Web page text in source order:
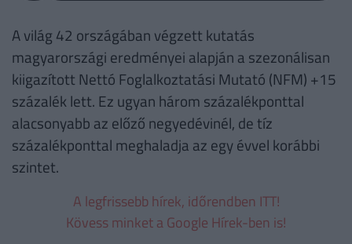
A világ 42 országában végzett kutatás
magyarországi eredményei alapján a szezonálisan
kiigazított Nettó Foglalkoztatási Mutató (NFM) +15
százalék lett. Ez ugyan három százalékponttal
alacsonyabb az előző negyedévinél, de tíz
százalékponttal meghaladja az egy évvel korábbi
szintet.
A legfrissebb hírek, időrendben ITT!
Kövess minket a Google Hírek-ben is!